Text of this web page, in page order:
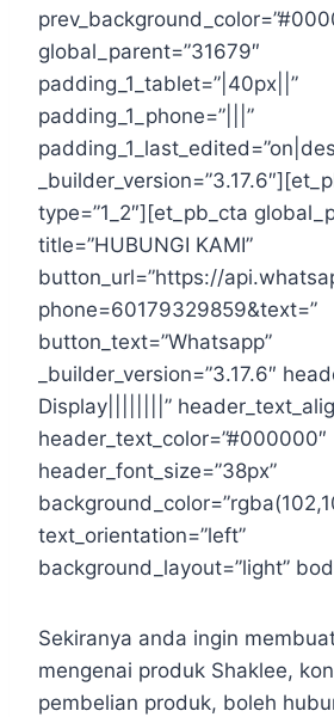
global_parent=”31679″
padding_1_tablet=”|40px||”
padding_1_phone=”|||”
type=”1_2″][et_pb_cta
title=”HUBUNGI KAMI”
button_url=”https://
phone=60179329859&text=”
button_text=”Whatsapp”
_builder_version=”3.17.6″
Display||||||||”
header_text_color=”#000000″
header_font_size=”38px”
text_orientation=”left”
background_layout=”light”
Sekiranya anda ingin
mengenai produk Shaklee,
pembelian produk, boleh